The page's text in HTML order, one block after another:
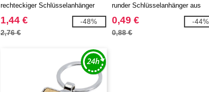
rechteckiger Schlüsselanhänger
aus Bambus
1,44 €
2,76 €
-48%
runder Schlüsselanhänger aus
Buchenholz
0,49 €
0,88 €
-44%